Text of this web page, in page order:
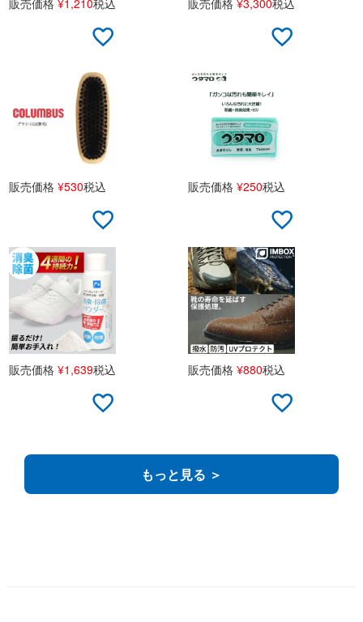
販売価格 ¥530税込 販売価格 ¥250税込
販売価格 ¥1,639税込 販売価格 ¥880税込
もっと見る ＞